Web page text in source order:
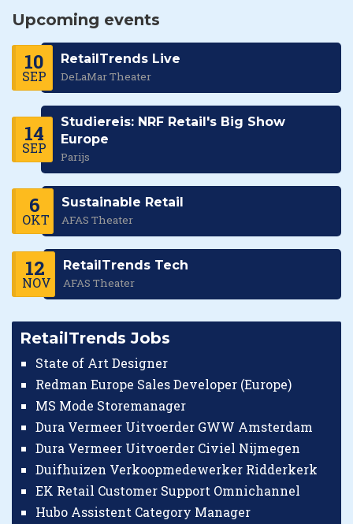
Upcoming events
10
SEP
RetailTrends Live
DeLaMar Theater
14
SEP
Studiereis: NRF Retail's Big Show
Europe
Parijs
6
OKT
Sustainable Retail
AFAS Theater
12
NOV
RetailTrends Tech
AFAS Theater
RetailTrends Jobs
State of Art Designer
Redman Europe Sales Developer (Europe)
MS Mode Storemanager
Dura Vermeer Uitvoerder GWW Amsterdam
Dura Vermeer Uitvoerder Civiel Nijmegen
Duifhuizen Verkoopmedewerker Ridderkerk
EK Retail Customer Support Omnichannel
Hubo Assistent Category Manager